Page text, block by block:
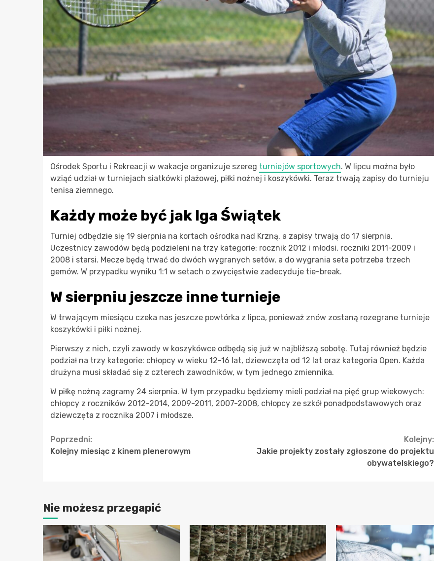
Ośrodek Sportu i Rekreacji w wakacje organizuje szereg turniejów sportowych. W lipcu można było
wziąć udział w turniejach siatkówki plażowej, piłki nożnej i koszykówki. Teraz trwają zapisy do turnieju
tenisa ziemnego.
Każdy może być jak Iga Świątek
Turniej odbędzie się 19 sierpnia na kortach ośrodka nad Krzną, a zapisy trwają do 17 sierpnia.
Uczestnicy zawodów będą podzieleni na trzy kategorie: rocznik 2012 i młodsi, roczniki 2011-2009 i
2008 i starsi. Mecze będą trwać do dwóch wygranych setów, a do wygrania seta potrzeba trzech
gemów. W przypadku wyniku 1:1 w setach o zwycięstwie zadecyduje tie-break.
W sierpniu jeszcze inne turnieje
W trwającym miesiącu czeka nas jeszcze powtórka z lipca, ponieważ znów zostaną rozegrane turnieje
koszykówki i piłki nożnej.
Pierwszy z nich, czyli zawody w koszykówce odbędą się już w najbliższą sobotę. Tutaj również będzie
podział na trzy kategorie: chłopcy w wieku 12-16 lat, dziewczęta od 12 lat oraz kategoria Open. Każda
drużyna musi składać się z czterech zawodników, w tym jednego zmiennika.
W piłkę nożną zagramy 24 sierpnia. W tym przypadku będziemy mieli podział na pięć grup wiekowych:
chłopcy z roczników 2012-2014, 2009-2011, 2007-2008, chłopcy ze szkół ponadpodstawowych oraz
dziewczęta z rocznika 2007 i młodsze.
Continue
Reading
Poprzedni:
Kolejny miesiąc z kinem plenerowym
Kolejny:
Jakie projekty zostały zgłoszone do projektu
obywatelskiego?
Nie możesz przegapić